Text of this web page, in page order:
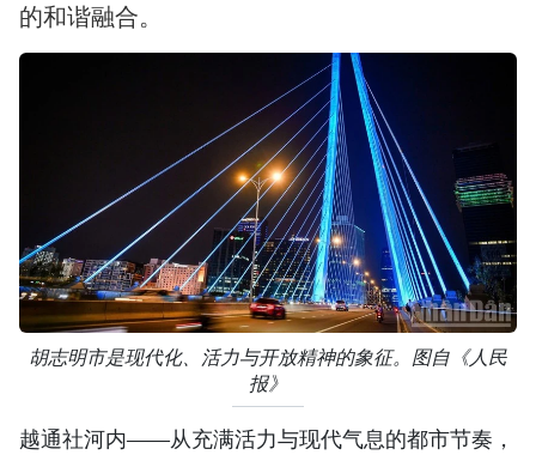
的和谐融合。
胡志明市是现代化、活力与开放精神的象征。图自《人民
报》
越通社河内——从充满活力与现代气息的都市节奏，